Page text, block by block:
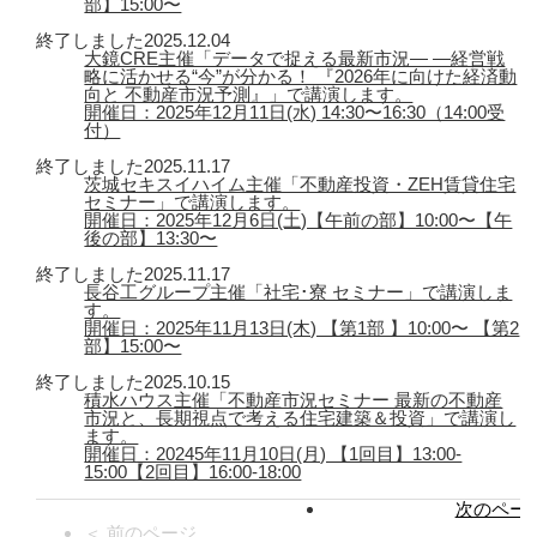
部】15:00〜
終了しました2025.12.04
大鏡CRE主催「データで捉える最新市況― ―経営戦
略に活かせる“今”が分かる！ 『2026年に向けた経済動
向と 不動産市況予測』」で講演します。
開催日：2025年12月11日(水) 14:30〜16:30（14:00受
付）
終了しました2025.11.17
茨城セキスイハイム主催「不動産投資・ZEH賃貸住宅
セミナー」で講演します。
開催日：2025年12月6日(土)【午前の部】10:00〜【午
後の部】13:30〜
終了しました2025.11.17
長谷工グループ主催「社宅･寮 セミナー」で講演しま
す。
開催日：2025年11月13日(木) 【第1部 】10:00〜 【第2
部】15:00〜
終了しました2025.10.15
積水ハウス主催「不動産市況セミナー 最新の不動産
市況と、長期視点で考える住宅建築＆投資」で講演し
ます。
開催日：20245年11月10日(月) 【1回目】13:00-
15:00【2回目】16:00-18:00
次のペー